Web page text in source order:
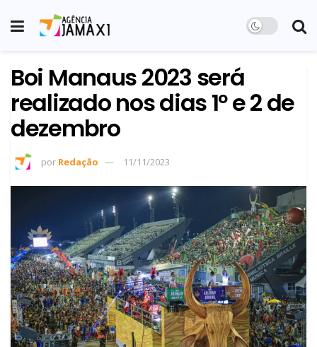
Boi Manaus 2023 será
realizado nos dias 1º e 2 de
dezembro
por Redação 11/11/2023